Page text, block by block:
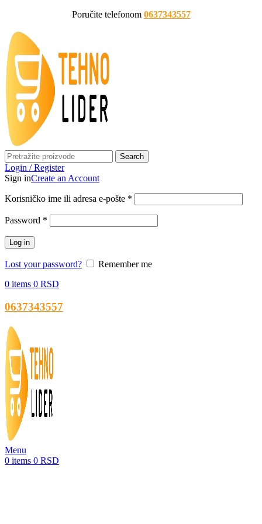
Poručite telefonom 0637343557
Search
Login / Register
Sign inCreate an Account
Korisničko ime ili adresa e-pošte *
Password *
Log in
Lost your password?
Remember me
0 items 0 RSD
0637343557
Menu
0 items 0 RSD